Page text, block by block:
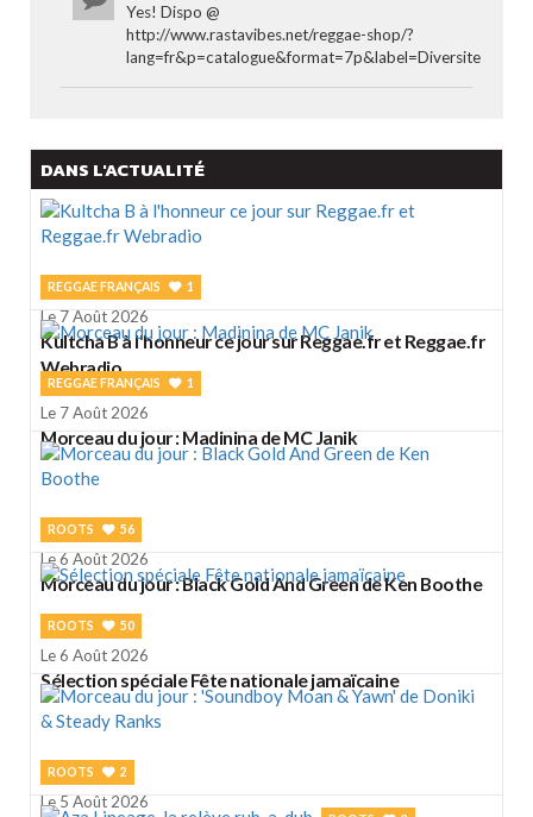
Yes! Dispo @
http://www.rastavibes.net/reggae-shop/?
lang=fr&p=catalogue&format=7p&label=Diversite
DANS L'ACTUALITÉ
REGGAE FRANÇAIS 1
Le 7 Août 2026
Kultcha B à l'honneur ce jour sur Reggae.fr et Reggae.fr
Webradio
REGGAE FRANÇAIS 1
Le 7 Août 2026
Morceau du jour : Madinina de MC Janik
ROOTS 56
Le 6 Août 2026
Morceau du jour : Black Gold And Green de Ken Boothe
ROOTS 50
Le 6 Août 2026
Sélection spéciale Fête nationale jamaïcaine
ROOTS 2
Le 5 Août 2026